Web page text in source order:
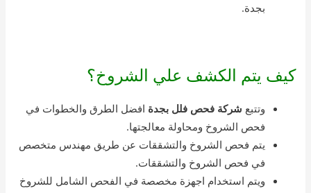
بجدة.
كيف يتم الكشف علي الشروخ؟
وتتبع شركة فحص فلل بجدة افضل الطرق والخطوات في
فحص الشروخ ومحاولة معالجتها.
يتم فحص الشروخ والتشققات عن طريق مهندس متخصص
في فحص الشروخ والتشققات.
ويتم استخدام اجهزة مخصصة في الفحص الشامل للشروخ